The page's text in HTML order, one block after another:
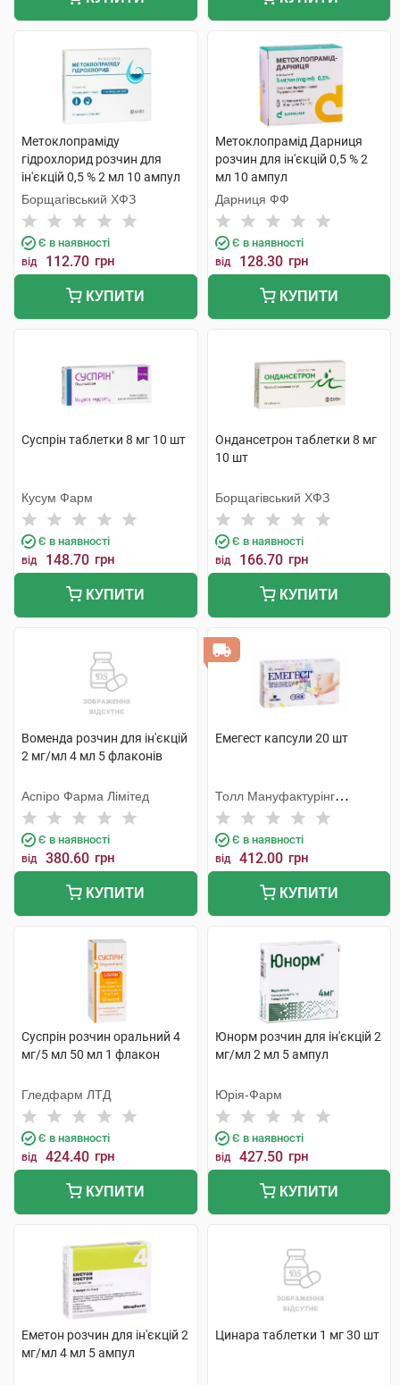
Метоклопраміду
гідрохлорид розчин для
ін'єкцій 0,5 % 2 мл 10 ампул
Борщагівський ХФЗ
Є в наявності
від 112.70 грн
КУПИТИ
Метоклопрамід Дарниця
розчин для ін'єкцій 0,5 % 2
мл 10 ампул
Дарниця ФФ
Є в наявності
від 128.30 грн
КУПИТИ
Суспрін таблетки 8 мг 10 шт
Кусум Фарм
Є в наявності
від 148.70 грн
КУПИТИ
Ондансетрон таблетки 8 мг
10 шт
Борщагівський ХФЗ
Є в наявності
від 166.70 грн
КУПИТИ
Воменда розчин для ін'єкцій
2 мг/мл 4 мл 5 флаконів
Аспіро Фарма Лімітед
Є в наявності
від 380.60 грн
КУПИТИ
Емегест капсули 20 шт
Толл Мануфактурінг
Сервісез
Є в наявності
від 412.00 грн
КУПИТИ
Суспрін розчин оральний 4
мг/5 мл 50 мл 1 флакон
Гледфарм ЛТД
Є в наявності
від 424.40 грн
КУПИТИ
Юнорм розчин для ін'єкцій 2
мг/мл 2 мл 5 ампул
Юрія-Фарм
Є в наявності
від 427.50 грн
КУПИТИ
Еметон розчин для ін'єкцій 2
мг/мл 4 мл 5 ампул
Цинара таблетки 1 мг 30 шт